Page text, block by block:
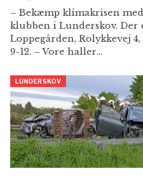
– Bekæmp klimakrisen
klubben i Lunderskov. Der
Loppegården, Rolykkevej
9-12. – Vore haller…
LUNDERSKOV